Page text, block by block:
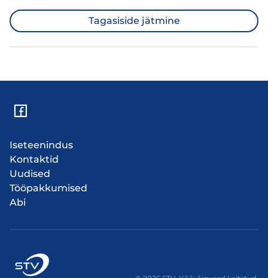
Tagasiside jätmine
Iseteenindus
Kontaktid
Uudised
Tööpakkumised
Abi